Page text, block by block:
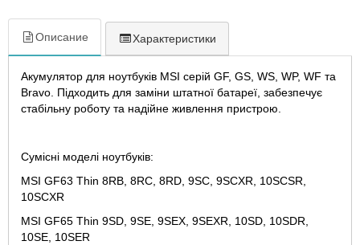
Описание Характеристики
Акумулятор для ноутбуків MSI серій GF, GS, WS, WP, WF та
Bravo. Підходить для заміни штатної батареї, забезпечує
стабільну роботу та надійне живлення пристрою.
Сумісні моделі ноутбуків:
MSI GF63 Thin 8RB, 8RC, 8RD, 9SC, 9SCXR, 10SCSR,
10SCXR
MSI GF65 Thin 9SD, 9SE, 9SEX, 9SEXR, 10SD, 10SDR,
10SE, 10SER